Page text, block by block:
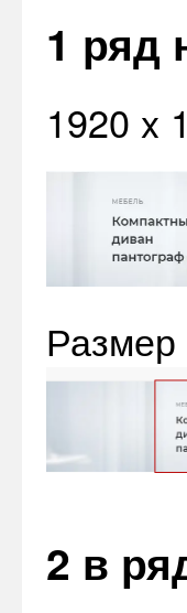
1 ряд
1920 x
Размер
2 в